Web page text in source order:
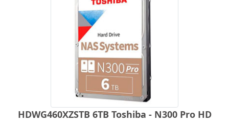
HDWG460XZSTB 6TB Toshiba - N300 Pro HD